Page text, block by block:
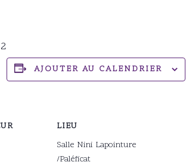
AJOUTER AU CALENDRIER
LIEU
Salle Nini Lapointure
/Paléficat